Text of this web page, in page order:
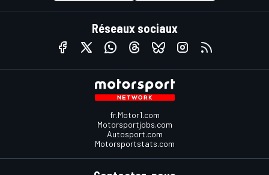
Réseaux sociaux
fr.Motor1.com
Motorsportjobs.com
Autosport.com
Motorsportstats.com